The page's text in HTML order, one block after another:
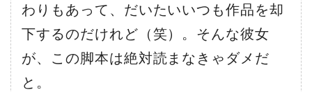
わりもあって、だいたいいつも作品を却
下するのだけれど（笑）。そんな彼女
が、この脚本は絶対読まなきゃダメだ
と。